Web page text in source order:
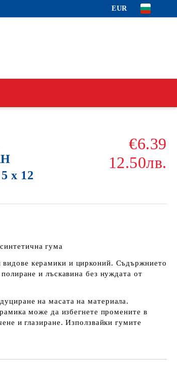
EUR
х 12
€6.39
12.50лв.
гума
видове керамики и цирконий. Съдържнието
и лъскавина без нуждата от
на масата на материала.
може да избегнете промените в
и глазиране. Използвайки гумите